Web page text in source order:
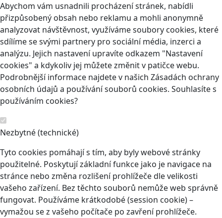
Abychom vám usnadnili procházení stránek, nabídli
přizpůsobený obsah nebo reklamu a mohli anonymně
analyzovat návštěvnost, využíváme soubory cookies, které
sdílíme se svými partnery pro sociální média, inzerci a
analýzu. Jejich nastavení upravíte odkazem "Nastavení
cookies" a kdykoliv jej můžete změnit v patičce webu.
Podrobnější informace najdete v našich Zásadách ochrany
osobních údajů a používání souborů cookies. Souhlasíte s
používáním cookies?
Nezbytné (technické)
Tyto cookies pomáhají s tím, aby byly webové stránky
použitelné. Poskytují základní funkce jako je navigace na
stránce nebo změna rozlišení prohlížeče dle velikosti
vašeho zařízení. Bez těchto souborů nemůže web správně
fungovat. Používáme krátkodobé (session cookie) –
vymažou se z vašeho počítače po zavření prohlížeče.